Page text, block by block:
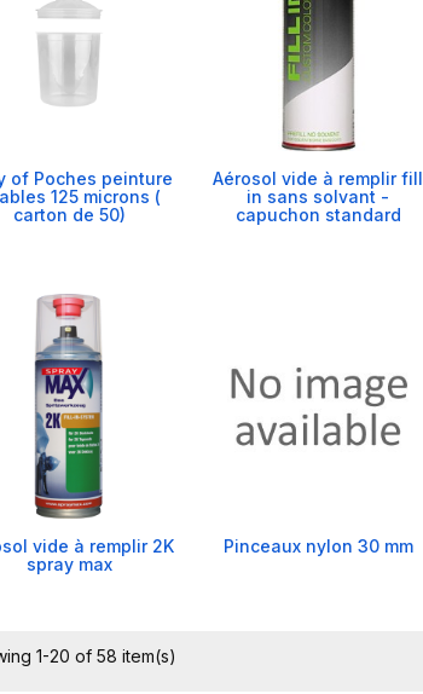
of Poches peinture
125 microns (
carton de 50)
Aérosol vide à remplir fill
in sans solvant -
capuchon standard
vide à remplir 2K
spray max
Pinceaux nylon 30 mm
1-20 of 58 item(s)